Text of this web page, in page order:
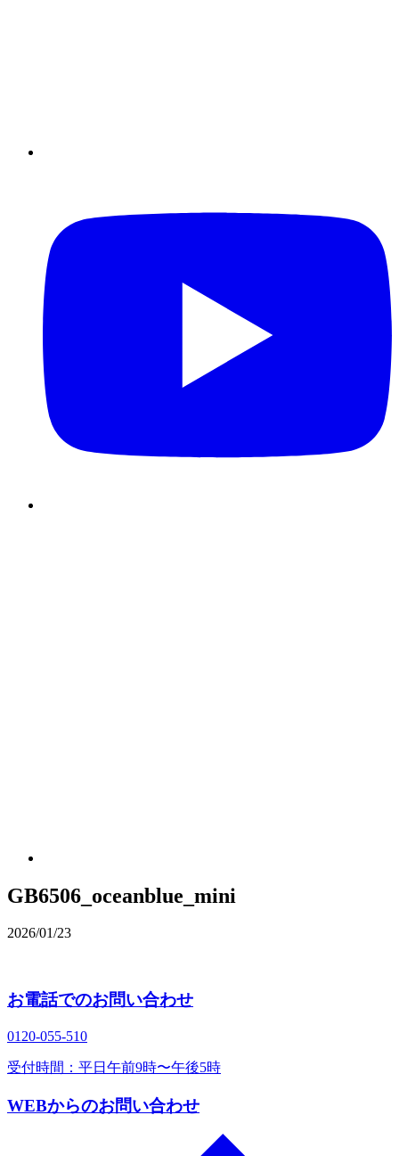
GB6506_oceanblue_mini
2026/01/23
お電話でのお問い合わせ
0120‐055‐510
受付時間：平日午前9時〜午後5時
WEBからのお問い合わせ